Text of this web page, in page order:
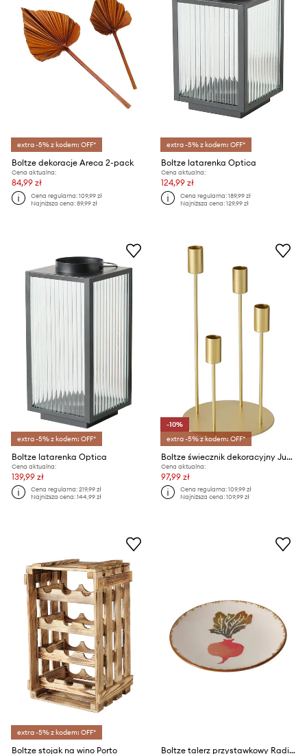
extra -5% z kodem: OFF*
Boltze dekoracje Areca 2-pack
Cena aktualna:
84,99 zł
Cena regularna:109,99 zł
Najniższa cena:89,99 zł
extra -5% z kodem: OFF*
Boltze latarenka Optica
Cena aktualna:
124,99 zł
Cena regularna:189,99 zł
Najniższa cena:129,99 zł
extra -5% z kodem: OFF*
Boltze latarenka Optica
Cena aktualna:
139,99 zł
Cena regularna:219,99 zł
Najniższa cena:144,99 zł
-10%
extra -5% z kodem: OFF*
Boltze świecznik dekoracyjny Junto
Cena aktualna:
97,99 zł
Cena regularna:109,99 zł
Najniższa cena:109,99 zł
extra -5% z kodem: OFF*
Boltze stojak na wino Porto
Boltze talerz przystawkowy Radieschen 15,5 cm